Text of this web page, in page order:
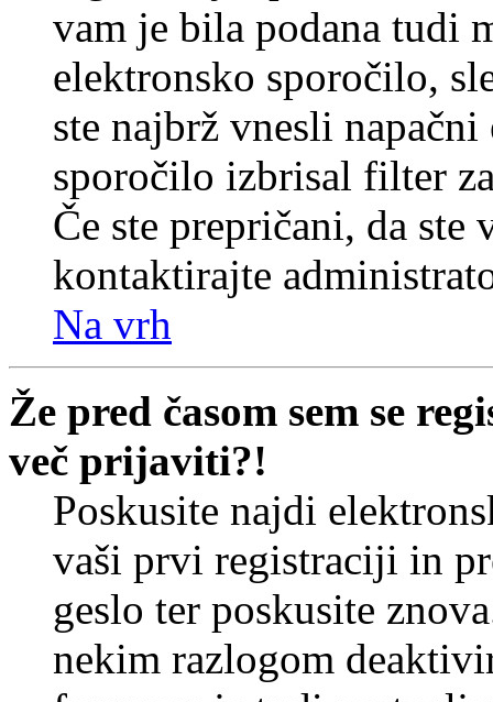
vam je bila podana tudi
elektronsko sporočilo,
ste najbrž vnesli
sporočilo izbrisal filter
Če ste prepričani, da
kontaktirajte
Na vrh
Že pred časom sem se
več prijaviti?!
Poskusite najdi
vaši prvi registraciji in
geslo ter poskusite
nekim razlogom